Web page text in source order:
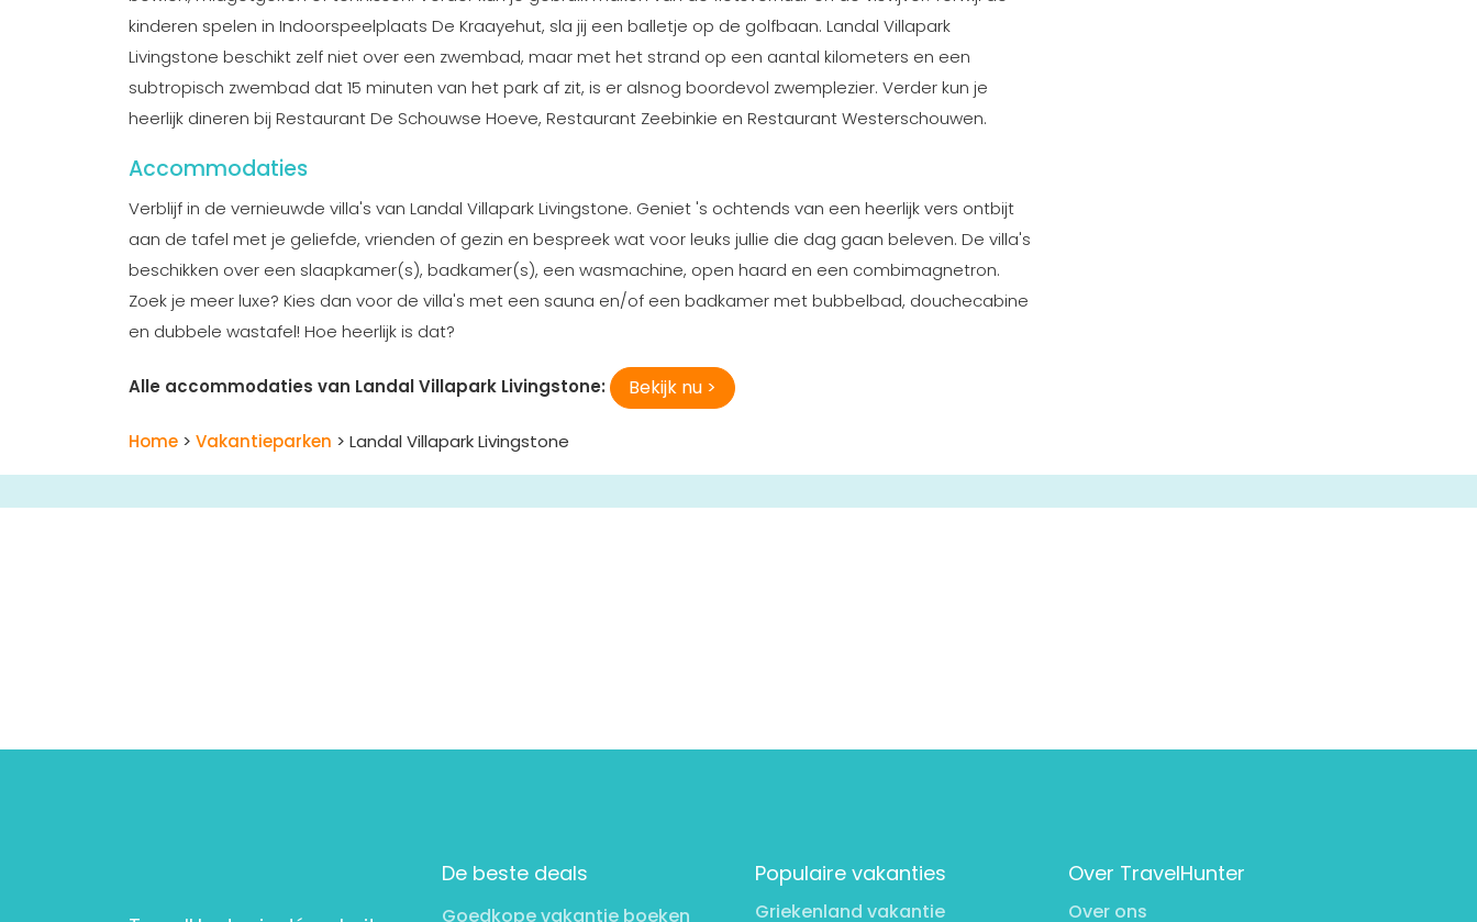
kinderen spelen in Indoorspeelplaats De Kraayehut, sla jij een balletje op de golfbaan. Landal Villapark
Livingstone beschikt zelf niet over een zwembad, maar met het strand op een aantal kilometers en een
subtropisch zwembad dat 15 minuten van het park af zit, is er alsnog boordevol zwemplezier. Verder kun je
heerlijk dineren bij Restaurant De Schouwse Hoeve, Restaurant Zeebinkie en Restaurant Westerschouwen.
Accommodaties
Verblijf in de vernieuwde villa's van Landal Villapark Livingstone. Geniet 's ochtends van een heerlijk vers ontbijt
aan de tafel met je geliefde, vrienden of gezin en bespreek wat voor leuks jullie die dag gaan beleven. De villa's
beschikken over een slaapkamer(s), badkamer(s), een wasmachine, open haard en een combimagnetron.
Zoek je meer luxe? Kies dan voor de villa's met een sauna en/of een badkamer met bubbelbad, douchecabine
en dubbele wastafel! Hoe heerlijk is dat?
Alle accommodaties van Landal Villapark Livingstone: Bekijk nu >
Home > Vakantieparken > Landal Villapark Livingstone
De beste deals
Goedkope vakantie boeken
Populaire vakanties
Griekenland vakantie
Over TravelHunter
Over ons